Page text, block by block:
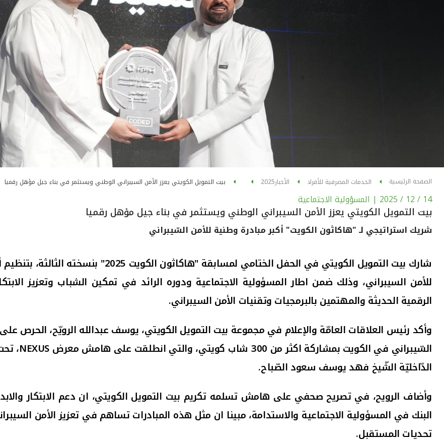
الصفحة الرئيسية الخدمات المصرفية للأفراد الأخبار2025 بيت التمويل الكويتي يعزز الأمن السيبراني الوطني ويستثمر في بناء جيل مؤهل رقميا
14 / 12 / 2025 | المسؤولية الاجتماعية
بيت التمويل الكويتي يعزز الأمن السيبراني الوطني ويستثمر في بناء جيل مؤهل رقميا
شريك استراتيجي لـ "هاكاثون الكويت" أكبر مبادرة وطنية للأمن السّيبراني
شارك بيت التمويل الكويتي في الحفل الختامي لمسابقة "هاكاثون الكويت 2025" بنسخته الثالثة، بتنظيم أكاديمية (
للأمن السيبراني، وذلك ضمن اطار المسؤولية الاجتماعية ودوره الرائد في تمكين الشباب وتعزيز
الرقمية الحديثة والمهتمين بالبرمجيات وتقنيات الأمن السيبراني.
وأكد رئيس العلاقات العامّة والإعلام في مجموعة بيت التمويل الكويتي، يوسف عبدالله الرويّح، الحرص
السّيبراني في الكويت بمشاركة اكثر من 300 شاب كويتي، والتي انطلقت على هامش معرض NEXUS،
الدّاخليّة الشّيخ فهد يوسف سعود الصّباح.
وأضاف الرويح، في تصريح صحفي على هامش تسلمه تكريم بيت التمويل الكويتي، ان دعم الابتكار
البنك في المسؤولية الاجتماعية والاستدامة، مبينا ان مثل هذه المبادرات تساهم في تعزيز الأمن
تحديات المستقبل.